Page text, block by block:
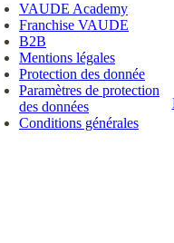
VAUDE Academy
Franchise VAUDE
B2B
Mentions légales
Protection des donnée
Paramètres de protection
des données
Conditions générales